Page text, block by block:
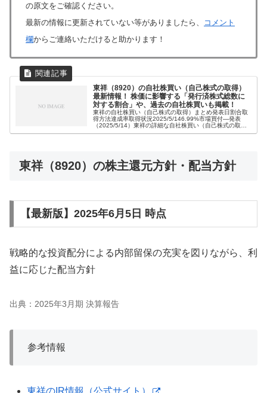
の原文をご確認ください。
最新の情報に更新されていない等がありましたら、
コメント
欄からご連絡いただけると助かります！
東祥（8920）の自社株買い（自己株式の取得）
最新情報！ 株価に影響する「発行済株式総数に
対する割合」や、過去の自社株買いも掲載！
東祥の自社株買い（自己株式の取得）まとめ発表日割合取
得方法達成率取得状況2025/5/146.99%市場買付―発表
（2025/5/14）東祥の詳細な自社株買い（自己株式の取
東祥（8920）の株主還元方針・配当方針
【最新版】2025年6月5日 時点
戦略的な投資配分による内部留保の充実を図りながら、利
益に応じた配当方針
出典：2025年3月期 決算報告
参考情報
東祥のIR情報（公式サイト）